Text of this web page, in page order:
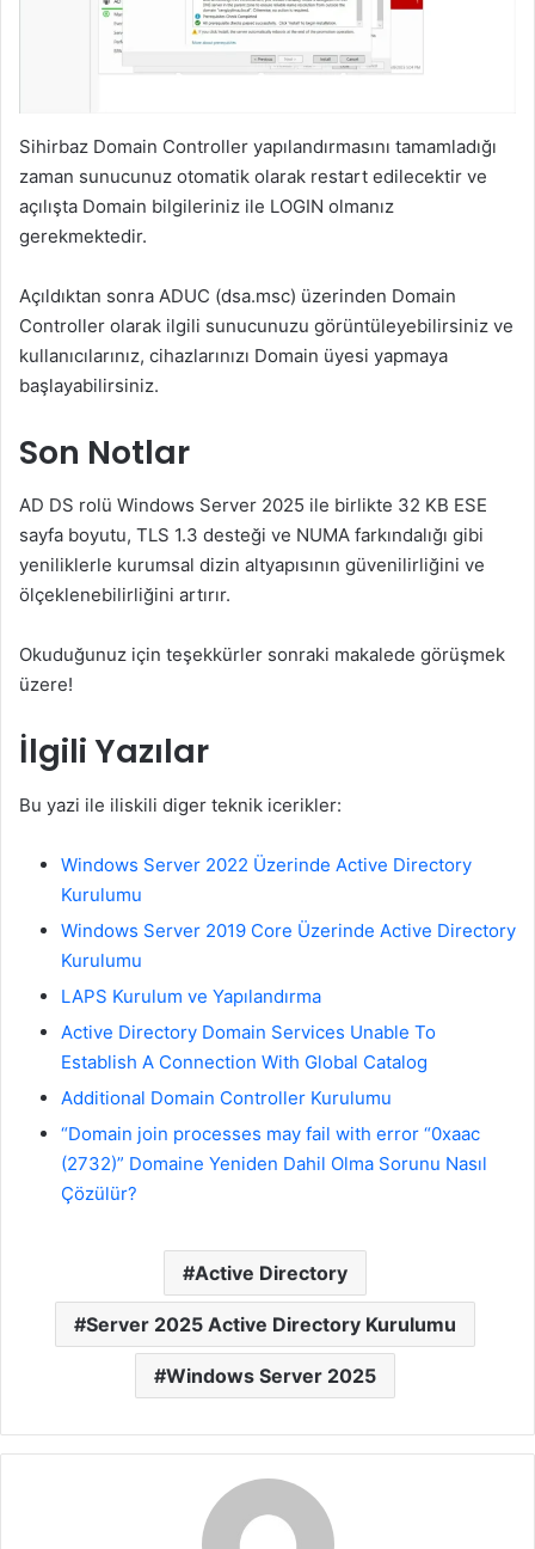
Sihirbaz Domain Controller yapılandırmasını tamamladığı
zaman sunucunuz otomatik olarak restart edilecektir ve
açılışta Domain bilgileriniz ile LOGIN olmanız
gerekmektedir.
Açıldıktan sonra ADUC (dsa.msc) üzerinden Domain
Controller olarak ilgili sunucunuzu görüntüleyebilirsiniz ve
kullanıcılarınız, cihazlarınızı Domain üyesi yapmaya
başlayabilirsiniz.
Son Notlar
AD DS rolü Windows Server 2025 ile birlikte 32 KB ESE
sayfa boyutu, TLS 1.3 desteği ve NUMA farkındalığı gibi
yeniliklerle kurumsal dizin altyapısının güvenilirliğini ve
ölçeklenebilirliğini artırır.
Okuduğunuz için teşekkürler sonraki makalede görüşmek
üzere!
İlgili Yazılar
Bu yazi ile iliskili diger teknik icerikler:
Windows Server 2022 Üzerinde Active Directory
Kurulumu
Windows Server 2019 Core Üzerinde Active Directory
Kurulumu
LAPS Kurulum ve Yapılandırma
Active Directory Domain Services Unable To
Establish A Connection With Global Catalog
Additional Domain Controller Kurulumu
“Domain join processes may fail with error “0xaac
(2732)” Domaine Yeniden Dahil Olma Sorunu Nasıl
Çözülür?
Active Directory
Server 2025 Active Directory Kurulumu
Windows Server 2025